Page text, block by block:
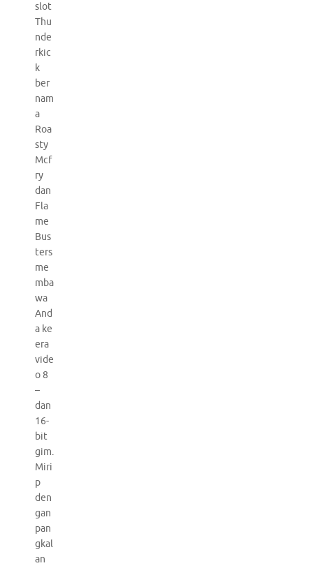
slot
Thu
nde
rkic
k
ber
nam
a
Roa
sty
Mcf
ry
dan
Fla
me
Bus
ters
me
mba
wa
And
a ke
era
vide
o 8
–
dan
16-
bit
gim.
Miri
p
den
gan
pan
gkal
an